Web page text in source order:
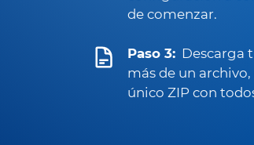
de comenzar.
Paso 3: Descarga
más de un
único ZIP con